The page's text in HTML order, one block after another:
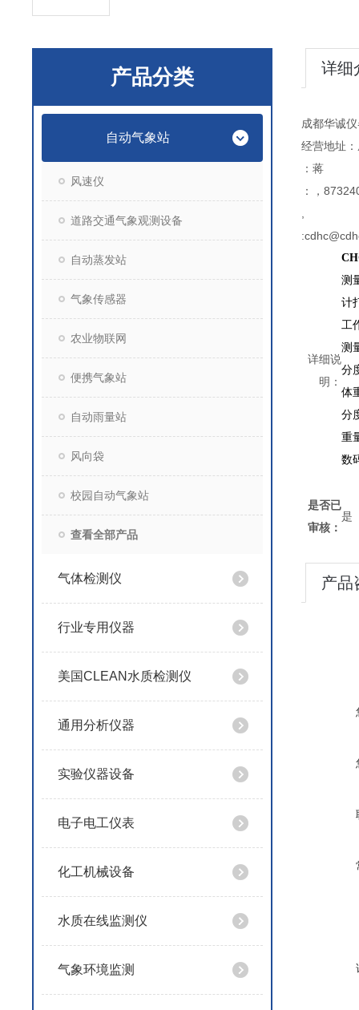
产品分类
自动气象站
风速仪
道路交通气象观测设备
自动蒸发站
气象传感器
农业物联网
便携气象站
自动雨量站
风向袋
校园自动气象站
查看全部产品
气体检测仪
行业专用仪器
美国CLEAN水质检测仪
通用分析仪器
实验仪器设备
电子电工仪表
化工机械设备
水质在线监测仪
气象环境监测
详细
成都华诚
经营地址
：蒋
：，
详细说
明：
测
计
工
测
分
体
分
重
数
是否已
审核：
是
产品